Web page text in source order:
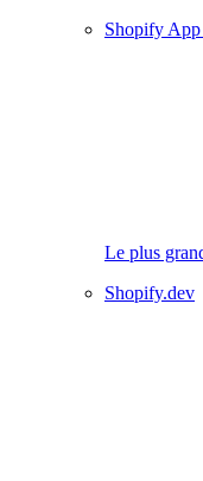
Shopify App
Le plus
Shopify.dev